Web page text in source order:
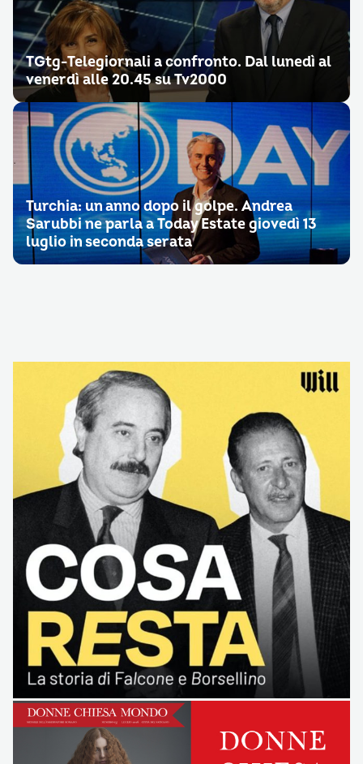
TGtg-Telegiornali a confronto. Dal lunedì al
venerdì alle 20.45 su Tv2000
Turchia: un anno dopo il golpe. Andrea
Sarubbi ne parla a Today Estate giovedì 13
luglio in seconda serata